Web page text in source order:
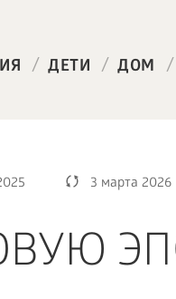
/ ДЕТИ / ДОМ /
3 марта 2026